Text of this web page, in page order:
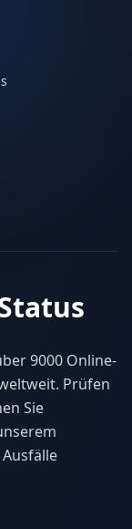
9000 Online-
Prüfen
Sie